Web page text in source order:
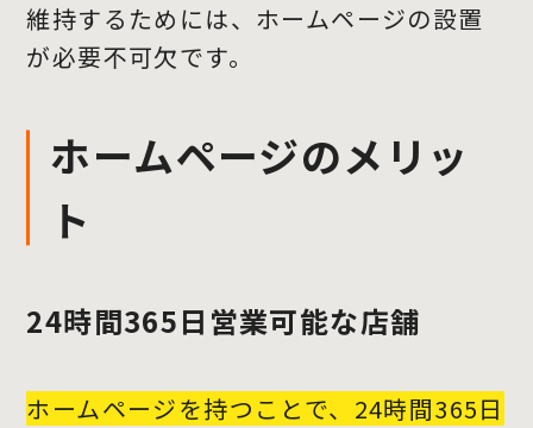
維持するためには、ホームページの設置
が必要不可欠です。
ホームページのメリッ
ト
24時間365日営業可能な店舗
ホームページを持つことで、24時間365日